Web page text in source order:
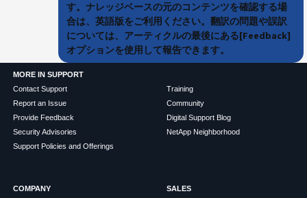
す。ナレッジベースの元のコンテンツを確認する場
合は、英語版をご利用ください。翻訳の問題や誤訳
については、アーティクルの最後にある[Feedback]
オプションを使用して報告できます。
MORE IN SUPPORT
Contact Support
Report an Issue
Provide Feedback
Security Advisories
Support Policies and Offerings
Training
Community
Digital Support Blog
NetApp Neighborhood
COMPANY
SALES